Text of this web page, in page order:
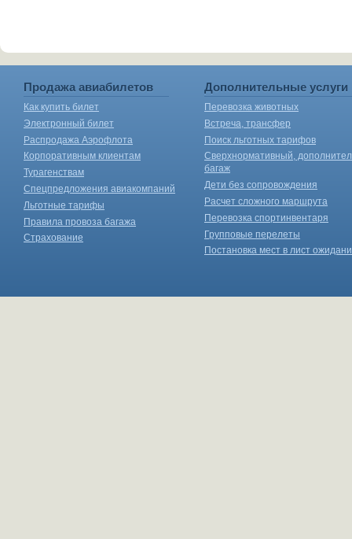
Продажа авиабилетов
Как купить билет
Электронный билет
Распродажа Аэрофлота
Корпоративным клиентам
Турагенствам
Спецпредложения авиакомпаний
Льготные тарифы
Правила провоза багажа
Страхование
Дополнительные услуги
Перевозка животных
Встреча, трансфер
Поиск льготных тарифов
Сверхнормативный,
багаж
Дети без сопровождения
Расчет сложного маршрута
Перевозка спортинвентаря
Групповые перелеты
Постановка мест в лист